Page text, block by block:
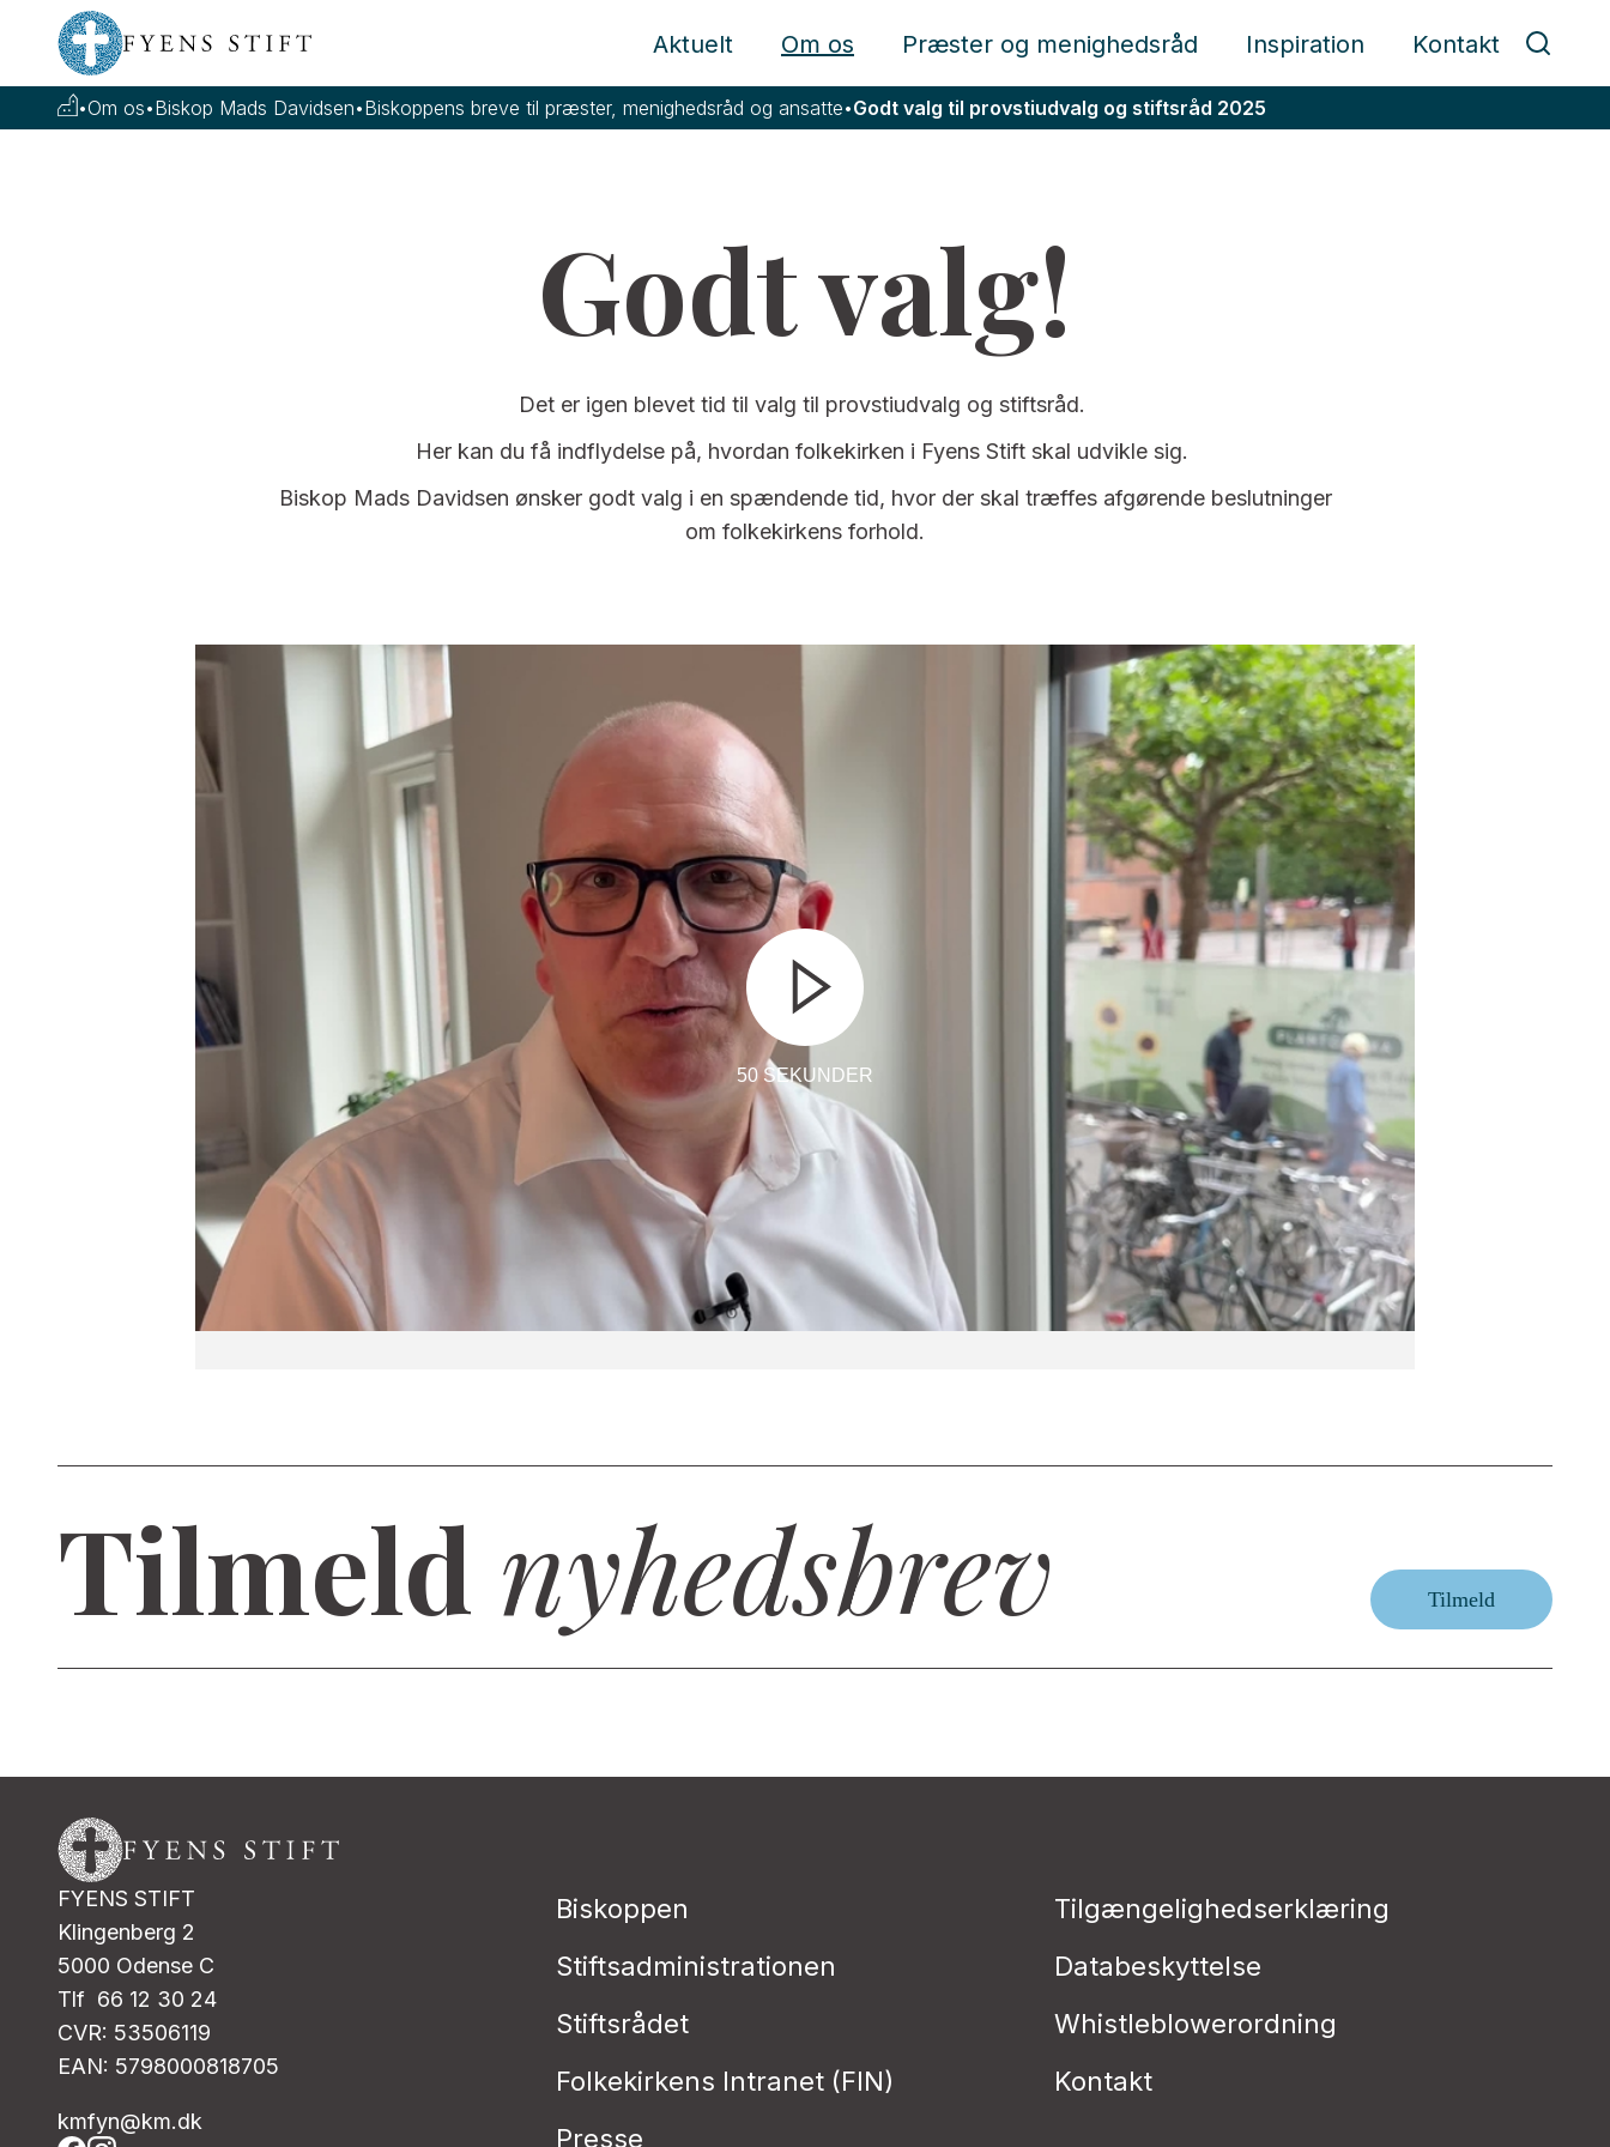
Aktuelt Om os Præster og menighedsråd Inspiration Kontakt
•Om os•Biskop Mads Davidsen•Biskoppens breve til præster, menighedsråd og ansatte•Godt valg til provstiudvalg og stiftsråd 2025
Godt valg!
Det er igen blevet tid til valg til provstiudvalg og stiftsråd.
Her kan du få indflydelse på, hvordan folkekirken i Fyens Stift skal udvikle sig.
Biskop Mads Davidsen ønsker godt valg i en spændende tid, hvor der skal træffes afgørende beslutninger
om folkekirkens forhold.
50 SEKUNDER
Tilmeld nyhedsbrev Tilmeld
FYENS STIFT
Klingenberg 2
5000 Odense C
Tlf 66 12 30 24
CVR: 53506119
EAN: 5798000818705
kmfyn@km.dk
Biskoppen
Stiftsadministrationen
Stiftsrådet
Folkekirkens Intranet (FIN)
Presse
Tilgængelighedserklæring
Databeskyttelse
Whistleblowerordning
Kontakt